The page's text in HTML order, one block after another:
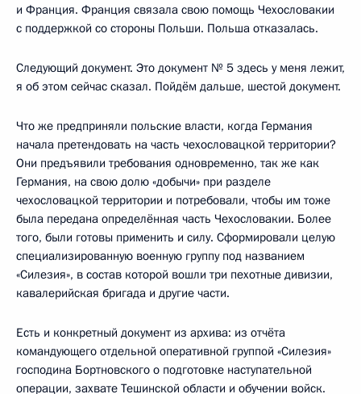
и Франция. Франция связала свою помощь Чехословакии
с поддержкой со стороны Польши. Польша отказалась.
Следующий документ. Это документ № 5 здесь у меня лежит,
я об этом сейчас сказал. Пойдём дальше, шестой документ.
Что же предприняли польские власти, когда Германия
начала претендовать на часть чехословацкой территории?
Они предъявили требования одновременно, так же как
Германия, на свою долю «добычи» при разделе
чехословацкой территории и потребовали, чтобы им тоже
была передана определённая часть Чехословакии. Более
того, были готовы применить и силу. Сформировали целую
специализированную военную группу под названием
«Силезия», в состав которой вошли три пехотные дивизии,
кавалерийская бригада и другие части.
Есть и конкретный документ из архива: из отчёта
командующего отдельной оперативной группой «Силезия»
господина Бортновского о подготовке наступательной
операции, захвате Тешинской области и обучении войск.